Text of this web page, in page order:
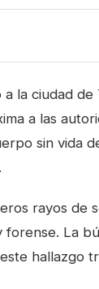
la ciudad de
a las
sin vida
rayos de
forense. La
hallazgo